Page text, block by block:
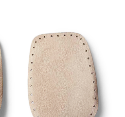
有額度不足之情形，本公司將視審查結果
他人資訊註冊。若發現惡意使用之情形，
該用戶之使用額度並採取法律行動。